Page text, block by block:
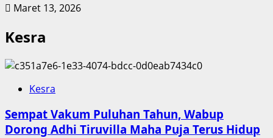
Maret 13, 2026
Kesra
Kesra
Sempat Vakum Puluhan Tahun, Wabup
Dorong Adhi Tiruvilla Maha Puja Terus Hidup